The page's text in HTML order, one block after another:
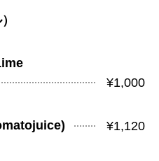
¥1,000
¥1,120